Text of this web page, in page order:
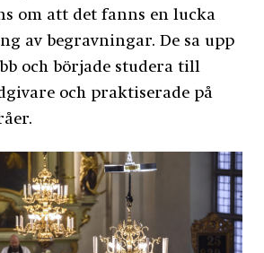
om att det fanns en lucka
av begravningar. De sa upp
och började studera till
och praktiserade på